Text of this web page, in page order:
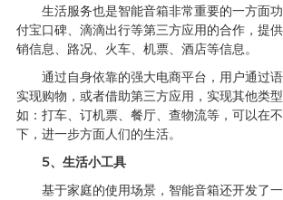
生活服务也是智能音箱非常重要的一方面功
付宝口碑、滴滴出行等第三方应用的合作，提
销信息、路况、火车、机票、酒店等信息。
通过自身依靠的强大电商平台，用户通过语
实现购物，或者借助第三方应用，实现其他类
如：打车、订机票、餐厅、查物流等，可以在
下，进一步方面人们的生活。
5、生活小工具
基于家庭的使用场景，智能音箱还开发了一